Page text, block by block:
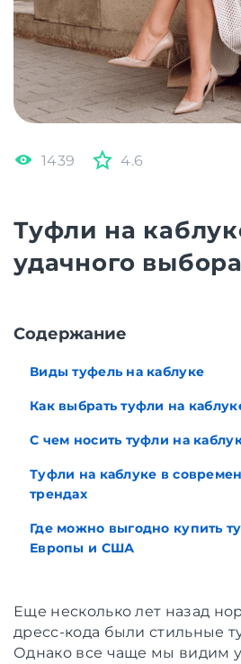
1439 4.6
Туфли на
удачного выбора
Cодержание
Виды туфель на каблуке
Как выбрать туфли на
С чем носить туфли на
Туфли на каблуке в
трендах
Где можно выгодно купить
Европы и США
Еще несколько лет назад
дресс-кода были стильные
Однако все чаще мы видим